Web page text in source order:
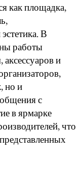
как площадка,
В
работы
и
но и
с
в ярмарке
что